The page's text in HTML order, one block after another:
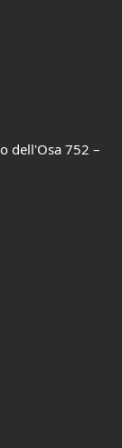
dell'Osa 752 –